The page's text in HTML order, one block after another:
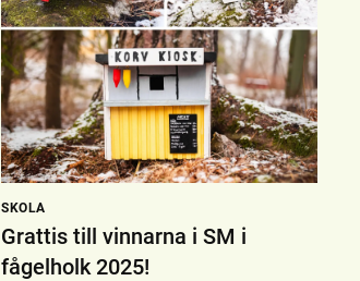
SKOLA
Grattis till vinnarna i SM i
fågelholk 2025!